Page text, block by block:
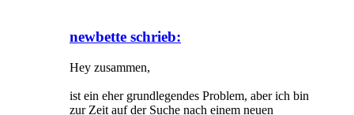
newbette schrieb:
Hey zusammen,
ist ein eher grundlegendes Problem, aber ich bin
zur Zeit auf der Suche nach einem neuen